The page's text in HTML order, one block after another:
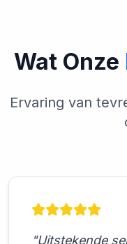
Wat Onze
Ervaring van
"Uitstekende